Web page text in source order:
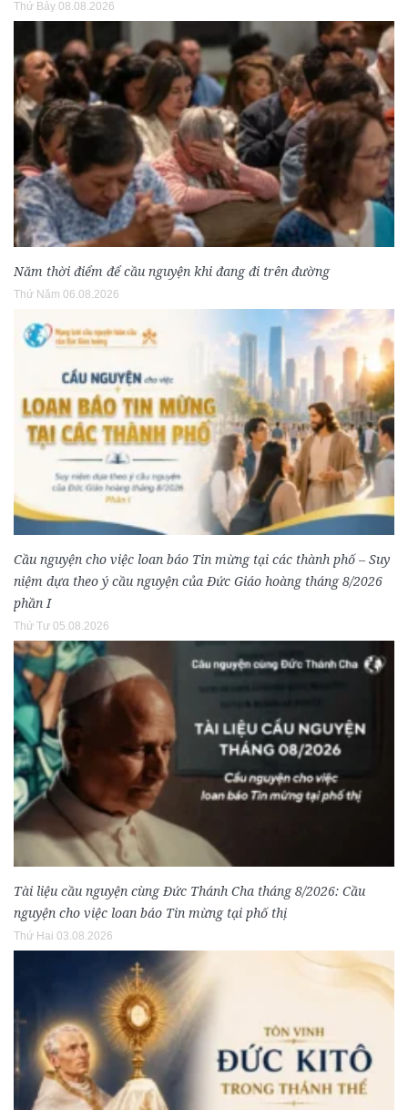
Thứ Bảy 08.08.2026
Năm thời điểm để cầu nguyện khi đang đi trên đường
Thứ Năm 06.08.2026
Cầu nguyện cho việc loan báo Tin mừng tại các thành phố – Suy
niệm dựa theo ý cầu nguyện của Đức Giáo hoàng tháng 8/2026
phần I
Thứ Tư 05.08.2026
Tài liệu cầu nguyện cùng Đức Thánh Cha tháng 8/2026: Cầu
nguyện cho việc loan báo Tin mừng tại phố thị
Thứ Hai 03.08.2026